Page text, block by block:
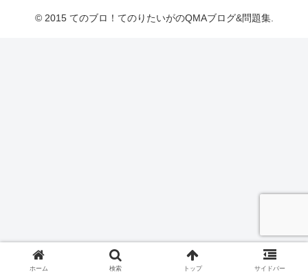
© 2015 てのブロ！てのりたいがのQMAブログ&問題集.
ホーム 検索 トップ サイドバー